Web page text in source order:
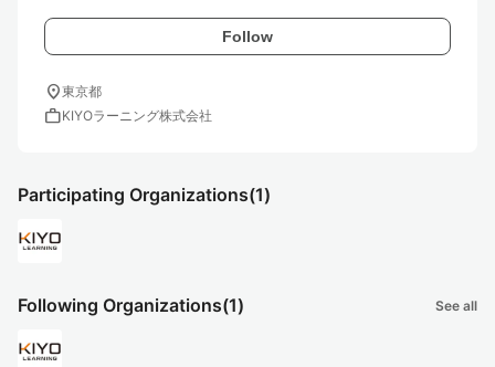
Follow
location_on東京都
workKIYOラーニング株式会社
Participating Organizations(1)
Following Organizations(1) See all